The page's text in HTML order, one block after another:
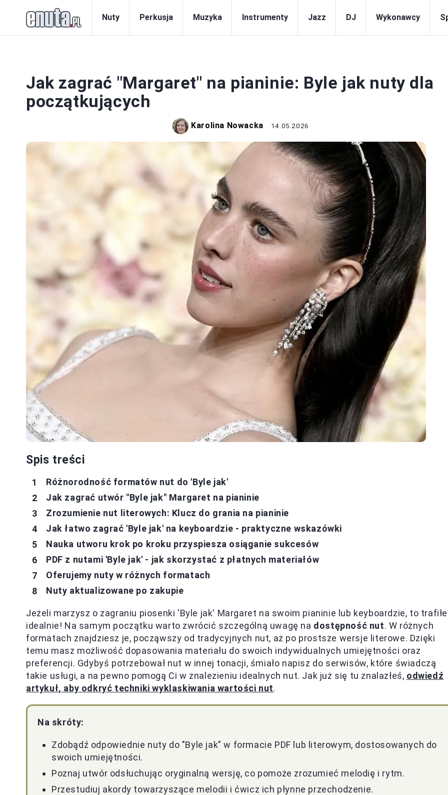
Nuty Perkusja Muzyka Instrumenty Jazz DJ Wykonawcy
Jak zagrać "Margaret" na pianinie: Byle jak nuty dla
początkujących
Karolina Nowacka 14.05.2026
Spis treści
Różnorodność formatów nut do 'Byle jak'
Jak zagrać utwór "Byle jak" Margaret na pianinie
Zrozumienie nut literowych: Klucz do grania na pianinie
Jak łatwo zagrać 'Byle jak' na keyboardzie - praktyczne wskazówki
Nauka utworu krok po kroku przyspiesza osiąganie sukcesów
PDF z nutami 'Byle jak' - jak skorzystać z płatnych materiałów
Oferujemy nuty w różnych formatach
Nuty aktualizowane po zakupie
Jeżeli marzysz o zagraniu piosenki 'Byle jak' Margaret na swoim pianinie lub keyboardzie, to
idealnie! Na samym początku warto zwrócić szczególną uwagę na dostępność nut. W różnych
formatach znajdziesz je, począwszy od tradycyjnych nut, aż po prostsze wersje literowe. Dzięki
temu masz możliwość dopasowania materiału do swoich indywidualnych umiejętności oraz
preferencji. Gdybyś potrzebował nut w innej tonacji, śmiało napisz do serwisów, które świadczą
takie usługi, a na pewno pomogą Ci w znalezieniu idealnych nut. Jak już się tu znalazłeś, odwiedź
artykuł, aby odkryć techniki wyklaskiwania wartości nut.
Na skróty:
Zdobądź odpowiednie nuty do "Byle jak" w formacie PDF lub literowym, dostosowanych do
swoich umiejętności.
Poznaj utwór odsłuchując oryginalną wersję, co pomoże zrozumieć melodię i rytm.
Przestudiuj akordy towarzyszące melodii i ćwicz ich płynne przechodzenie.